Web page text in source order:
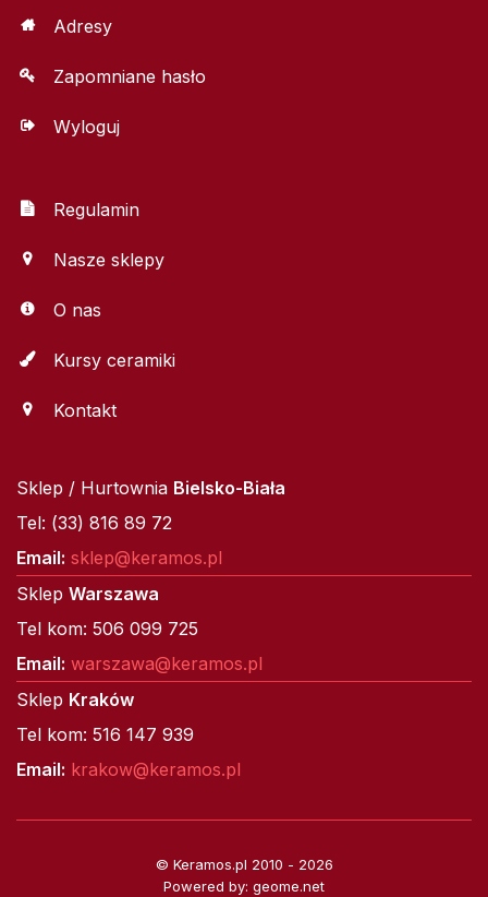
Adresy
Zapomniane hasło
Wyloguj
Regulamin
Nasze sklepy
O nas
Kursy ceramiki
Kontakt
Sklep / Hurtownia Bielsko-Biała
Tel: (33) 816 89 72
Email: sklep@keramos.pl
Sklep Warszawa
Tel kom: 506 099 725
Email: warszawa@keramos.pl
Sklep Kraków
Tel kom: 516 147 939
Email: krakow@keramos.pl
© Keramos.pl 2010 - 2026
Powered by: geome.net